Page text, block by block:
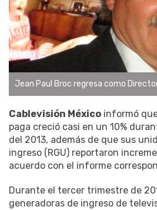
Jean Paul Broc regresa como
Cablevisión México informó
paga creció casi en un 10%
del 2013, además de que sus
ingreso (RGU) reportaron
acuerdo con el informe
Durante el tercer trimestre de
generadoras de ingreso de